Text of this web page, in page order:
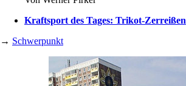
Kraftsport des Tages: Trikot-Zerreißen
→ Schwerpunkt